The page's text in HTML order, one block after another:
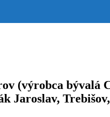
(výrobca bývalá
Jaroslav,